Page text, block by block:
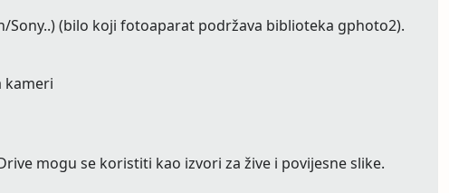
Sony..) (bilo koji fotoaparat podržava biblioteka gphoto2).
kameri
mogu se koristiti kao izvori za žive i povijesne slike.